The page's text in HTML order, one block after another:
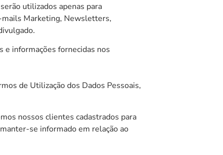
utilizados apenas para
mails Marketing, Newsletters,
e informações fornecidas nos
de Utilização dos Dados Pessoais,
nossos clientes cadastrados para
se informado em relação ao